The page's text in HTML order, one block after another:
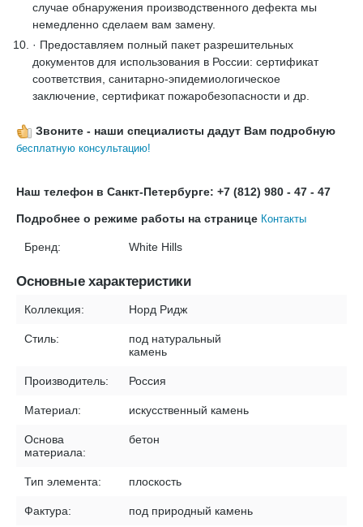
случае обнаружения производственного дефекта мы
немедленно сделаем вам замену.
· Предоставляем полный пакет разрешительных
документов для использования в России: сертификат
соответствия, санитарно-эпидемиологическое
заключение, сертификат пожаробезопасности и др.
Звоните - наши специалисты дадут Вам подробную
бесплатную консультацию!
Наш телефон в Санкт-Петербурге: +7 (812) 980 - 47 - 47
Подробнее о режиме работы на странице Контакты
Бренд: White Hills
Основные характеристики
Коллекция: Норд Ридж
Стиль:
под натуральный
камень
Производитель: Россия
Материал: искусственный камень
Основа
материала:
бетон
Тип элемента: плоскость
Фактура: под природный камень